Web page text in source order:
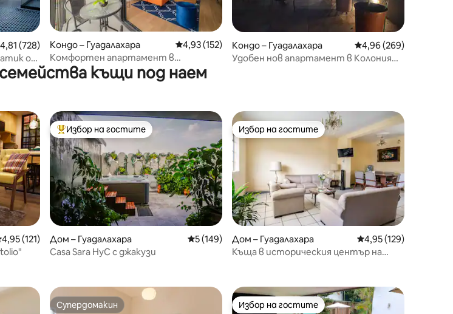
оценка: 4,81 от 5, 728 отзива
4,81 (728)
от
Кондо – Гуадалахара Средна оценка: 4,93 от 5, 152 отзива
4,93 (152)
Комфортен апартамент в
американския квартал
Кондо – Гуадалахара Средна оценка: 4,96
4,96 (269)
Удобен нов апартамент в Колония
къщи под наем
оценка: 4,95 от 5, 121 отзива
4,95 (121)
Най-популярен избор на гостите
Избор на гостите
Дом – Гуадалахара Средна оценка: 5 от 5, 149 отзива
5 (149)
Casa Sara HyC с джакузи
Избор на гостите
Избор на гостите
Дом – Гуадалахара Средна оценка: 4,95
4,95 (129)
Къща в историческия център на
Супердомакин
Супердомакин Избор на гостите
Избор на гостите